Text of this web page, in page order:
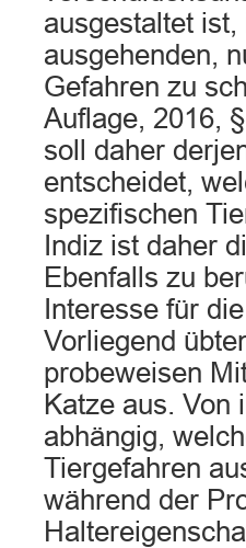
ausgestaltet
ausgehenden,
Gefahren zu
Auflage, 2016,
soll daher
entscheidet,
spezifischen
Indiz ist daher
Ebenfalls zu
Interesse für
Vorliegend
probeweisen
Katze aus. Von
abhängig,
Tiergefahren
während der